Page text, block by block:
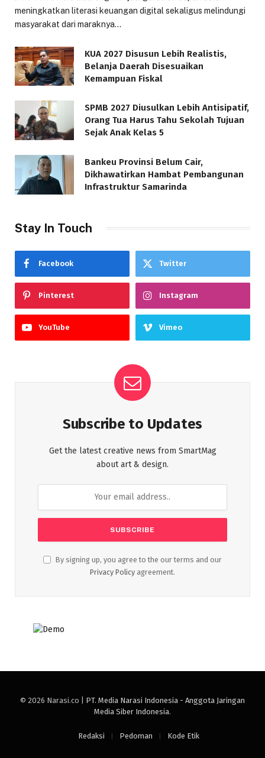
meningkatkan literasi keuangan digital sekaligus melindungi
masyarakat dari maraknya…
KUA 2027 Disusun Lebih Realistis,
Belanja Daerah Disesuaikan
Kemampuan Fiskal
SPMB 2027 Diusulkan Lebih Antisipatif,
Orang Tua Harus Tahu Sekolah Tujuan
Sejak Anak Kelas 5
Bankeu Provinsi Belum Cair,
Dikhawatirkan Hambat Pembangunan
Infrastruktur Samarinda
Stay In Touch
Facebook Twitter
Pinterest Instagram
YouTube Vimeo
Subscribe to Updates
Get the latest creative news from SmartMag
about art & design.
By signing up, you agree to the our terms and our
Privacy Policy agreement.
© 2026 Narasi.co | PT. Media Narasi Indonesia - Anggota Jaringan
Media Siber Indonesia.
Redaksi Pedoman Kode Etik